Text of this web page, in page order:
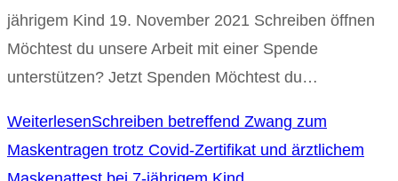
jährigem Kind 19. November 2021 Schreiben öffnen
Möchtest du unsere Arbeit mit einer Spende
unterstützen? Jetzt Spenden Möchtest du…
WeiterlesenSchreiben betreffend Zwang zum
Maskentragen trotz Covid-Zertifikat und ärztlichem